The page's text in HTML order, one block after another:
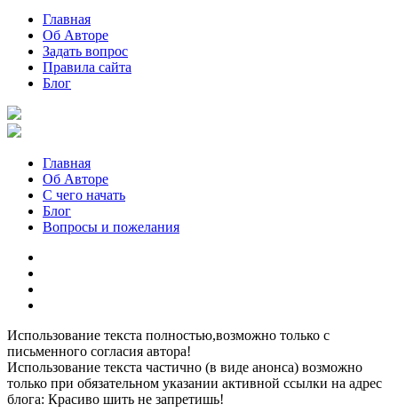
Главная
Об Авторе
Задать вопрос
Правила сайта
Блог
Главная
Об Авторе
С чего начать
Блог
Вопросы и пожелания
Использование текста полностью,возможно только с
письменного согласия автора!
Использование текста частично (в виде анонса) возможно
только при обязательном указании активной ссылки на адрес
блога: Красиво шить не запретишь!